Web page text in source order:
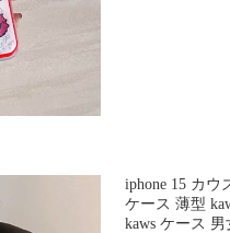
iphone 15 カウ
ケース 薄型
kaws ケース